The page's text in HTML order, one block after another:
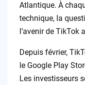
Atlantique. À
technique, la
l’avenir de TikTok
Depuis février,
le Google Play
Les investisseurs